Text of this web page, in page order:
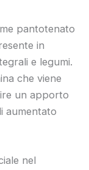
pantotenato
in
e legumi.
che viene
un apporto
aumentato
nel